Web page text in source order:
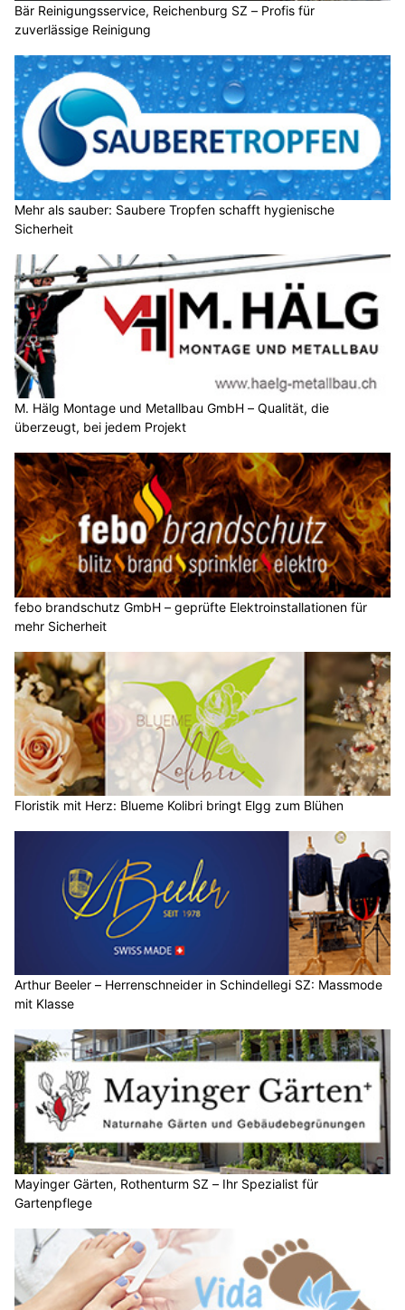
Bär Reinigungsservice, Reichenburg SZ – Profis für
zuverlässige Reinigung
Mehr als sauber: Saubere Tropfen schafft hygienische
Sicherheit
M. Hälg Montage und Metallbau GmbH – Qualität, die
überzeugt, bei jedem Projekt
febo brandschutz GmbH – geprüfte Elektroinstallationen für
mehr Sicherheit
Floristik mit Herz: Blueme Kolibri bringt Elgg zum Blühen
Arthur Beeler – Herrenschneider in Schindellegi SZ: Massmode
mit Klasse
Mayinger Gärten, Rothenturm SZ – Ihr Spezialist für
Gartenpflege